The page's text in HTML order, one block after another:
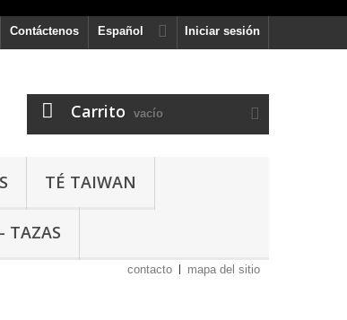
Iniciar sesión
Español
Contáctenos
Carrito vacío
TÉ TAIWAN
TAZAS
contacto mapa del sitio